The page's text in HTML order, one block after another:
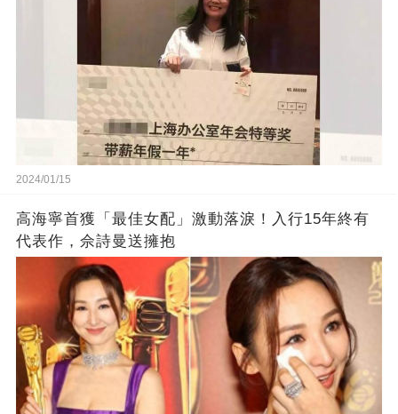
2024/01/15
高海寧首獲「最佳女配」激動落淚！入行15年終有
代表作，佘詩曼送擁抱